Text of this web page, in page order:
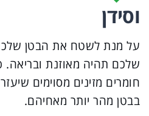
וסידן
על מנת לשטח את הבטן
שלכם תהיה מאוזנת ובריאה.
חומרים מזינים מסוימים
בבטן מהר יותר מאחיהם.